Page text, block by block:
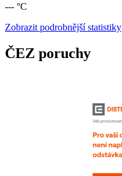
--- °C
Zobrazit podrobnější statistiky
ČEZ poruchy